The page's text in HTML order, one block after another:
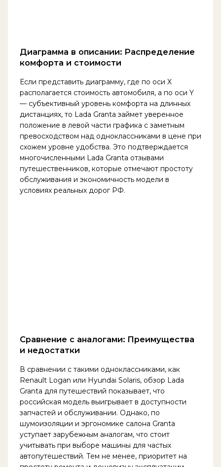
Диаграмма в описании: Распределение
комфорта и стоимости
Если представить диаграмму, где по оси X
располагается стоимость автомобиля, а по оси Y
— субъективный уровень комфорта на длинных
дистанциях, то Lada Granta займет уверенное
положение в левой части графика с заметным
превосходством над одноклассниками в цене при
схожем уровне удобства. Это подтверждается
многочисленными Lada Granta отзывами
путешественников, которые отмечают простоту
обслуживания и экономичность модели в
условиях реальных дорог РФ.
Сравнение с аналогами: Преимущества
и недостатки
В сравнении с такими одноклассниками, как
Renault Logan или Hyundai Solaris, обзор Lada
Granta для путешествий показывает, что
российская модель выигрывает в доступности
запчастей и обслуживании. Однако, по
шумоизоляции и эргономике салона Granta
уступает зарубежным аналогам, что стоит
учитывать при выборе машины для частых
автопутешествий. Тем не менее, приоритет на